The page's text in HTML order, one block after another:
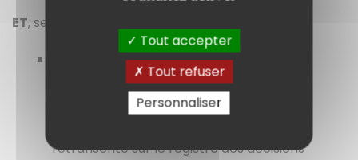
ET, selon la qualité, les documents suivants :
Pour attester de la qualité de gérant
(dirigeant) :fournir la décision de
nomination (ou un extrait) OU une copie
retranscrite sur le registre des décisions
Tout accepter
Tout refuser
Personnaliser